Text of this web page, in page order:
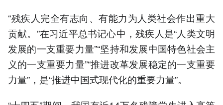
“残疾人完全有志向、有能力为人类社会作出重大
贡献。”在习近平总书记心中，残疾人是“人类文明
发展的一支重要力量”“坚持和发展中国特色社会主
义的一支重要力量”“推进改革发展稳定的一支重要
力量”，是“推进中国式现代化的重要力量”。